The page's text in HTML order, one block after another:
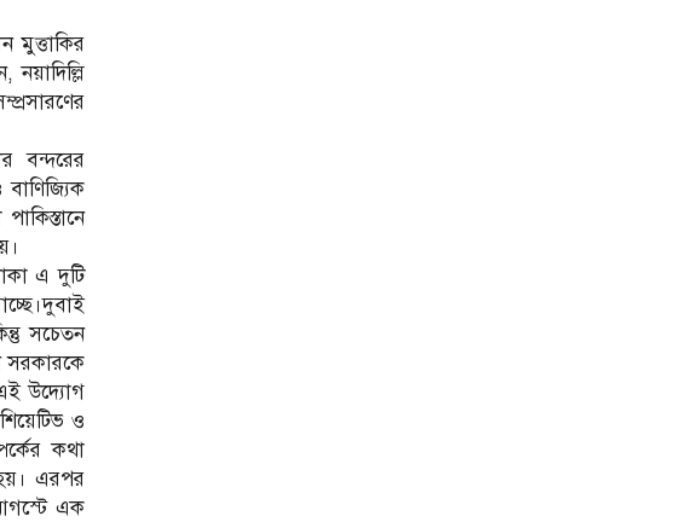
মুত্তাকির
বন্দরের
এ দুটি
সচেতন
সরকারকে
উদ্যোগ
ও
কথা
এরপর
আগস্টে এক